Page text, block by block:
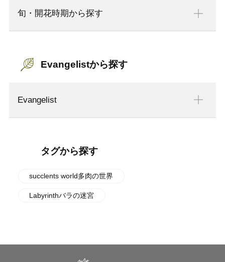
旬・開花時期から探す
Evangelistから探す
Evangelist
タグから探す
succlents world多肉の世界
Labyrinthバラの迷宮